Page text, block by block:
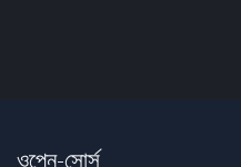
ওপেন-সোর্স